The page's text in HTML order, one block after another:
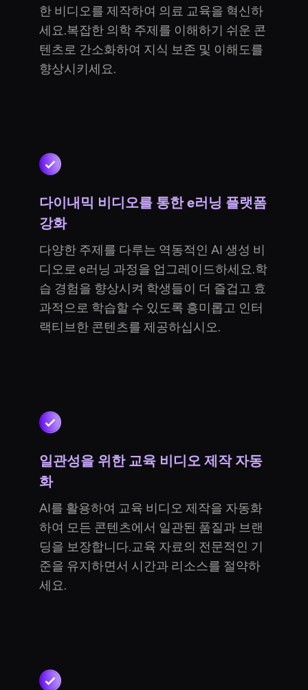
한 비디오를 제작하여 의료 교육을 혁신하
세요.복잡한 의학 주제를 이해하기 쉬운 콘
텐츠로 간소화하여 지식 보존 및 이해도를
향상시키세요.
다이내믹 비디오를 통한 e러닝 플랫폼
강화
다양한 주제를 다루는 역동적인 AI 생성 비
디오로 e러닝 과정을 업그레이드하세요.학
습 경험을 향상시켜 학생들이 더 즐겁고 효
과적으로 학습할 수 있도록 흥미롭고 인터
랙티브한 콘텐츠를 제공하십시오.
일관성을 위한 교육 비디오 제작 자동
화
AI를 활용하여 교육 비디오 제작을 자동화
하여 모든 콘텐츠에서 일관된 품질과 브랜
딩을 보장합니다.교육 자료의 전문적인 기
준을 유지하면서 시간과 리소스를 절약하
세요.